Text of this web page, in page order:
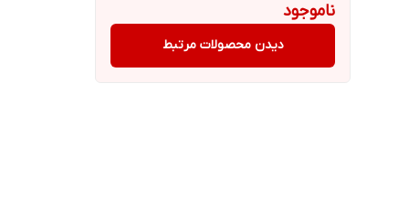
ناموجود
دیدن محصولات مرتبط